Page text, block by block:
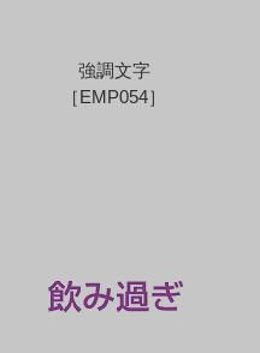
強調文字
［EMP054］